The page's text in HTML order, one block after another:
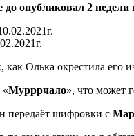
опубликовал 2 недели
Олька окрестила его
«Мурррчало», что может
передаёт шифровки с